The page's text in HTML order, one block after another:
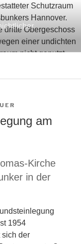
am
Kirche
in der
1954
sich der